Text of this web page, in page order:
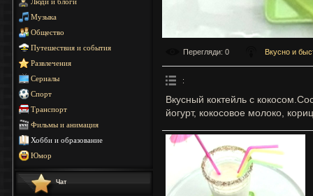
Люди и блоги
Музыка
Общество
Путешествия и события
Развлечения
Сериалы
Спорт
Транспорт
Фильмы и анимация
Хобби и образование
Юмор
Чат
Перегляди: 0 Вкусно и
:
Вкусный коктейль с
йогурт, кокосовое молоко,